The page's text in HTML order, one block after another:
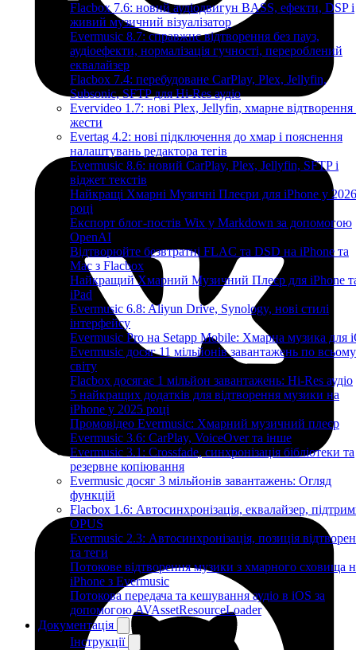
Flacbox 7.6: новий аудіодвигун BASS, ефекти, DSP і
живий музичний візуалізатор
Evermusic 8.7: справжнє відтворення без пауз,
аудіоефекти, нормалізація гучності, перероблений
еквалайзер
Flacbox 7.4: перебудоване CarPlay, Plex, Jellyfin,
Subsonic, SFTP для Hi-Res аудіо
Evervideo 1.7: нові Plex, Jellyfin, хмарне відтворення
жести
Evertag 4.2: нові підключення до хмар і пояснення
налаштувань редактора тегів
Evermusic 8.6: новий CarPlay, Plex, Jellyfin, SFTP і
віджет текстів
Найкращі Хмарні Музичні Плеєри для iPhone у 2026
році
Експорт блог-постів Wix у Markdown за допомогою
OpenAI
Відтворюйте безвтратні FLAC та DSD на iPhone та
Mac з Flacbox
Найкращий Хмарний Музичний Плеєр для iPhone
iPad
Evermusic 6.8: Aliyun Drive, Synology, нові стилі
інтерфейсу
Evermusic Pro на Setapp Mobile: Хмарна музика для
Evermusic досяг 11 мільйонів завантажень по всьому
світу
Flacbox досягає 1 мільйон завантажень: Hi-Res аудіо
5 найкращих додатків для відтворення музики на
iPhone у 2025 році
Промовідео Evermusic: Хмарний музичний плеєр
Evermusic 3.6: CarPlay, VoiceOver та інше
Evermusic 3.1: Crossfade, синхронізація бібліотеки та
резервне копіювання
Evermusic досяг 3 мільйонів завантажень: Огляд
функцій
Flacbox 1.6: Автосинхронізація, еквалайзер,
OPUS
Evermusic 2.3: Автосинхронізація, позиція
та теги
Потокове відтворення музики з хмарного сховища
iPhone з Evermusic
Потокова передача та кешування аудіо в iOS за
допомогою AVAssetResourceLoader
Документація
Інструкції